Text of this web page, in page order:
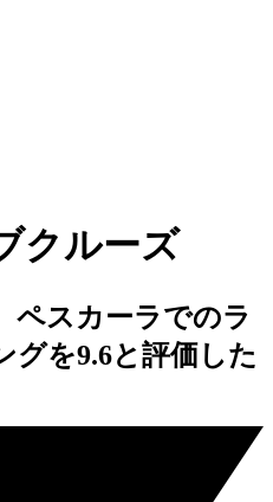
クルーズ
ペスカーラでのラ
グを9.6と評価した